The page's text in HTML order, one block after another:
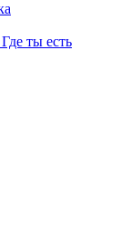
ты есть